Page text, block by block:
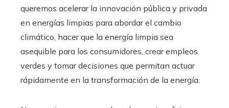
queremos acelerar la innovación pública y privada
en energías limpias para abordar el cambio
climático, hacer que la energía limpia sea
asequible para los consumidores, crear empleos
verdes y tomar decisiones que permitan actuar
rápidamente en la transformación de la energía.